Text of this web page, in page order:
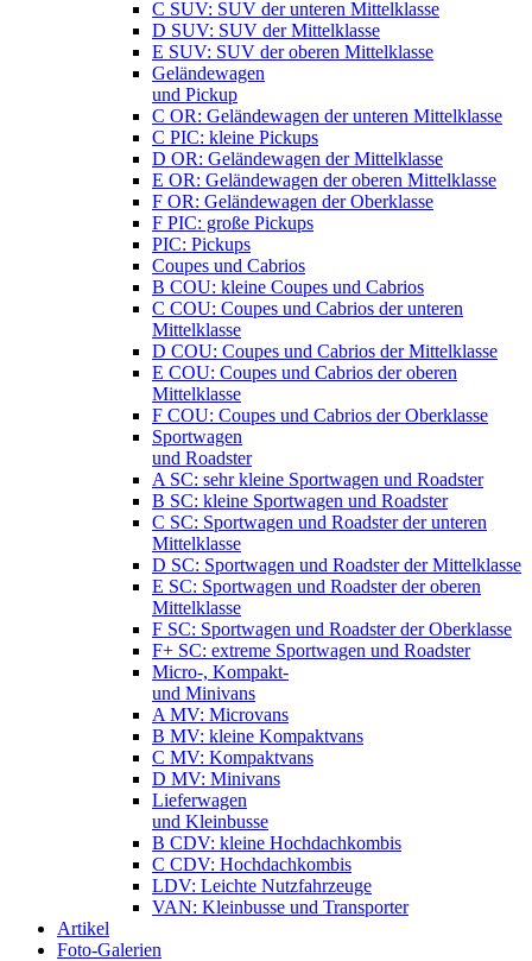
C SUV: SUV der unteren Mittelklasse
D SUV: SUV der Mittelklasse
E SUV: SUV der oberen Mittelklasse
Geländewagen
und Pickup
C OR: Geländewagen der unteren Mittelklasse
C PIC: kleine Pickups
D OR: Geländewagen der Mittelklasse
E OR: Geländewagen der oberen Mittelklasse
F OR: Geländewagen der Oberklasse
F PIC: große Pickups
PIC: Pickups
Coupes und Cabrios
B COU: kleine Coupes und Cabrios
C COU: Coupes und Cabrios der unteren
Mittelklasse
D COU: Coupes und Cabrios der Mittelklasse
E COU: Coupes und Cabrios der oberen
Mittelklasse
F COU: Coupes und Cabrios der Oberklasse
Sportwagen
und Roadster
A SC: sehr kleine Sportwagen und Roadster
B SC: kleine Sportwagen und Roadster
C SC: Sportwagen und Roadster der unteren
Mittelklasse
D SC: Sportwagen und Roadster der Mittelklasse
E SC: Sportwagen und Roadster der oberen
Mittelklasse
F SC: Sportwagen und Roadster der Oberklasse
F+ SC: extreme Sportwagen und Roadster
Micro-, Kompakt-
und Minivans
A MV: Microvans
B MV: kleine Kompaktvans
C MV: Kompaktvans
D MV: Minivans
Lieferwagen
und Kleinbusse
B CDV: kleine Hochdachkombis
C CDV: Hochdachkombis
LDV: Leichte Nutzfahrzeuge
VAN: Kleinbusse und Transporter
Artikel
Foto-Galerien